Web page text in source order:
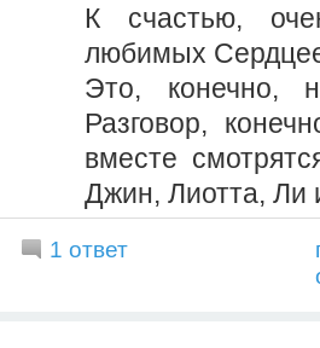
К счастью,
любимых
Это, конечно,
Разговор,
вместе
Джин, Лиотта, Ли
1 ответ